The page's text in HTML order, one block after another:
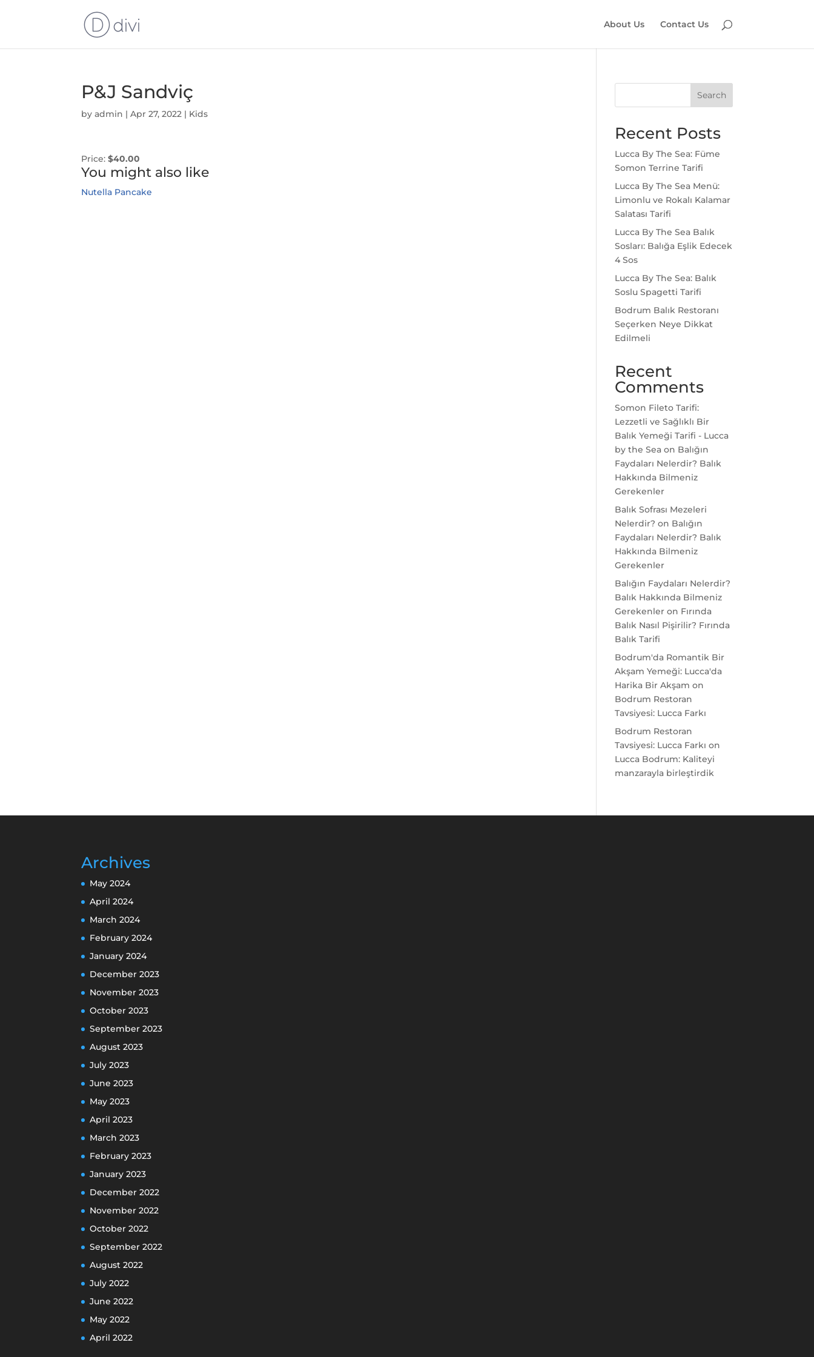
About Us Contact Us
P&J Sandviç
byadmin |Apr 27, 2022 | Kids
Price:$40.00
You might also like
Nutella Pancake
Search
Recent Posts
Lucca By The Sea: Füme
Somon Terrine Tarifi
Lucca By The Sea Menü:
Limonlu ve Rokalı Kalamar
Salatası Tarifi
Lucca By The Sea Balık
Sosları: Balığa Eşlik Edecek
4 Sos
Lucca By The Sea: Balık
Soslu Spagetti Tarifi
Bodrum Balık Restoranı
Seçerken Neye Dikkat
Edilmeli
Recent
Comments
Somon Fileto Tarifi:
Lezzetli ve Sağlıklı Bir
Balık Yemeği Tarifi - Lucca
by the Sea on Balığın
Faydaları Nelerdir? Balık
Hakkında Bilmeniz
Gerekenler
Balık Sofrası Mezeleri
Nelerdir? on Balığın
Faydaları Nelerdir? Balık
Hakkında Bilmeniz
Gerekenler
Balığın Faydaları Nelerdir?
Balık Hakkında Bilmeniz
Gerekenler on Fırında
Balık Nasıl Pişirilir? Fırında
Balık Tarifi
Bodrum'da Romantik Bir
Akşam Yemeği: Lucca'da
Harika Bir Akşam on
Bodrum Restoran
Tavsiyesi: Lucca Farkı
Bodrum Restoran
Tavsiyesi: Lucca Farkı on
Lucca Bodrum: Kaliteyi
manzarayla birleştirdik
Archives
May 2024
April 2024
March 2024
February 2024
January 2024
December 2023
November 2023
October 2023
September 2023
August 2023
July 2023
June 2023
May 2023
April 2023
March 2023
February 2023
January 2023
December 2022
November 2022
October 2022
September 2022
August 2022
July 2022
June 2022
May 2022
April 2022